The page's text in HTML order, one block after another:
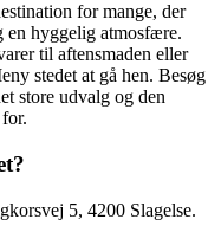
for mange, der
en hyggelig atmosfære.
til aftensmaden eller
stedet at gå hen. Besøg
store udvalg og den
5, 4200 Slagelse.